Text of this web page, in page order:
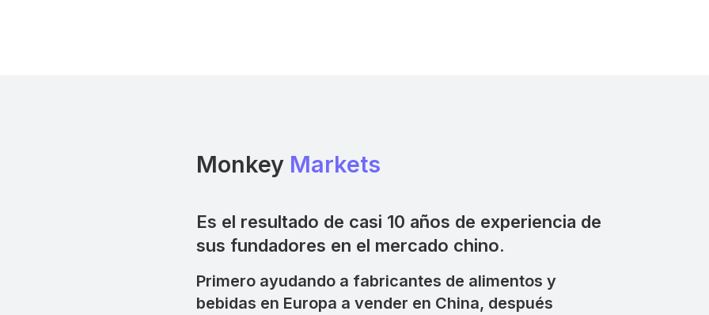
Monkey Markets
Es el resultado de casi 10 años de experiencia de
sus fundadores en el mercado chino.
Primero ayudando a fabricantes de alimentos y
bebidas en Europa a vender en China, después